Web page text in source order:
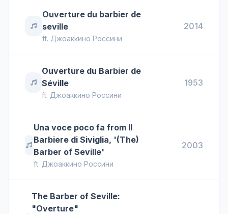
Ouverture du barbier de
seville
ft. Джоаккино Россини
2014
Ouverture du Barbier de
Séville
ft. Джоаккино Россини
1953
Una voce poco fa from Il
Barbiere di Siviglia, '(The)
Barber of Seville'
ft. Джоаккино Россини
2003
The Barber of Seville:
"Overture"